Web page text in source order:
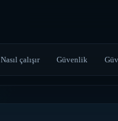
Nasıl çalışır Güvenlik